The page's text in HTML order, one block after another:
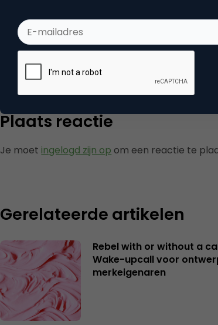
Categorie
Plaats reactie
Je moet ingelogd zijn op om een reactie te
Gerelateerde artikelen
Rebel with or without a
Wake-upcall voor
merkeigenaren